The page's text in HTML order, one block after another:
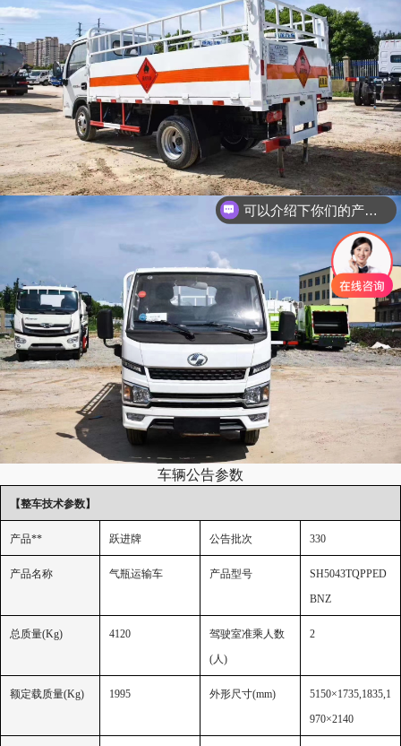
车辆公告参数
【整车技术参数】
产品** 跃进牌 公告批次 330
产品名称 气瓶运输车 产品型号
SH5043TQPPED
BNZ
总质量(Kg) 4120
驾驶室准乘人数
(人)
2
额定载质量(Kg) 1995 外形尺寸(mm)
5150×1735,1835,1
970×2140
可以介绍下你们的产品么